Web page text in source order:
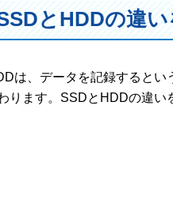
とHDDの違
は、データを記録すると
ます。SSDとHDDの違い